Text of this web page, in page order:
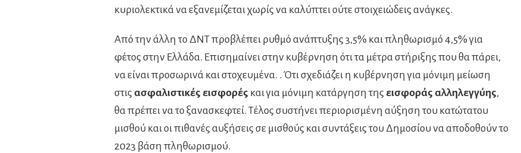
κυριολεκτικά να εξανεμίζεται χωρίς να καλύπτει ούτε στοιχειώδεις ανάγκες.
Από την άλλη το ΔΝΤ προβλέπει ρυθμό ανάπτυξης 3,5% και πληθωρισμό 4,5% για
φέτος στην Ελλάδα. Επισημαίνει στην κυβέρνηση ότι τα μέτρα στήριξης που θα πάρει,
να είναι προσωρινά και στοχευμένα. . Ότι σχεδιάζει η κυβέρνηση για μόνιμη μείωση
στις ασφαλιστικές εισφορές και για μόνιμη κατάργηση της εισφοράς αλληλεγγύης,
θα πρέπει να το ξανασκεφτεί. Τέλος συστήνει περιορισμένη αύξηση του κατώτατου
μισθού και οι πιθανές αυξήσεις σε μισθούς και συντάξεις του Δημοσίου να αποδοθούν το
2023 βάση πληθωρισμού.